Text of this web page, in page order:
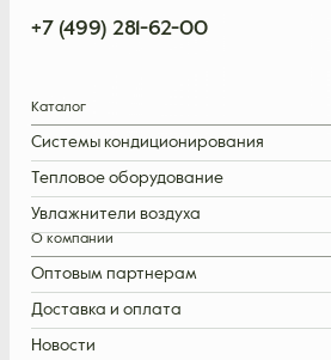
+7 (499) 281-62-00
Каталог
Системы кондиционирования
Тепловое оборудование
Увлажнители воздуха
О компании
Оптовым партнерам
Доставка и оплата
Новости